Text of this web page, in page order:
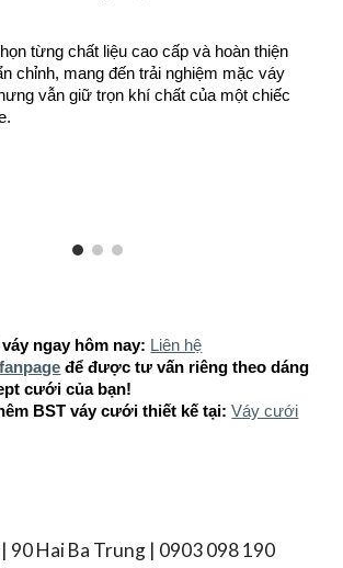
từng chất liệu cao cấp và hoàn thiện
chỉnh, mang đến trải nghiệm mặc váy
vẫn giữ trọn khí chất của một chiếc
ngay hôm nay: Liên hệ
để được tư vấn riêng theo dáng
cưới của bạn!
BST váy cưới thiết kế tại:Váy cưới
90 Hai Ba Trung | 0903 098 190